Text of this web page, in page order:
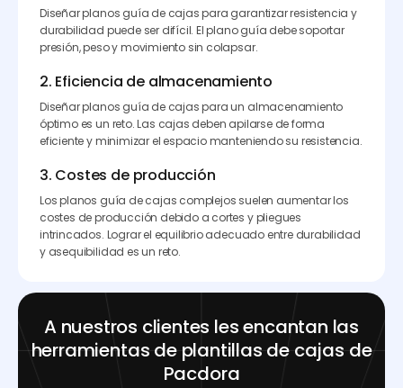
Diseñar planos guía de cajas para garantizar resistencia y
durabilidad puede ser difícil. El plano guía debe soportar
presión, peso y movimiento sin colapsar.
2. Eficiencia de almacenamiento
Diseñar planos guía de cajas para un almacenamiento
óptimo es un reto. Las cajas deben apilarse de forma
eficiente y minimizar el espacio manteniendo su resistencia.
3. Costes de producción
Los planos guía de cajas complejos suelen aumentar los
costes de producción debido a cortes y pliegues
intrincados. Lograr el equilibrio adecuado entre durabilidad
y asequibilidad es un reto.
A nuestros clientes les encantan las
herramientas de plantillas de cajas de
Pacdora